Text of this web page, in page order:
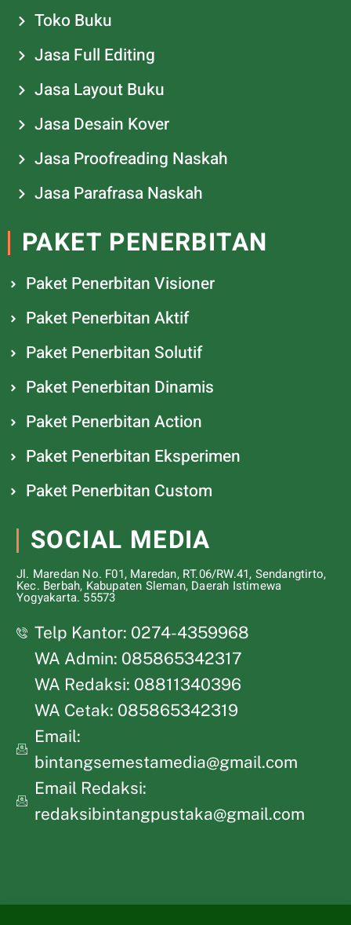
Toko Buku
Jasa Full Editing
Jasa Layout Buku
Jasa Desain Kover
Jasa Proofreading Naskah
Jasa Parafrasa Naskah
PAKET PENERBITAN
Paket Penerbitan Visioner
Paket Penerbitan Aktif
Paket Penerbitan Solutif
Paket Penerbitan Dinamis
Paket Penerbitan Action
Paket Penerbitan Eksperimen
Paket Penerbitan Custom
SOCIAL MEDIA
Jl. Maredan No. F01, Maredan, RT.06/RW.41, Sendangtirto,
Kec. Berbah, Kabupaten Sleman, Daerah Istimewa
Yogyakarta. 55573
Telp Kantor: 0274-4359968
WA Admin: 085865342317
WA Redaksi: 08811340396
WA Cetak: 085865342319
Email:
bintangsemestamedia@gmail.com
Email Redaksi:
redaksibintangpustaka@gmail.com